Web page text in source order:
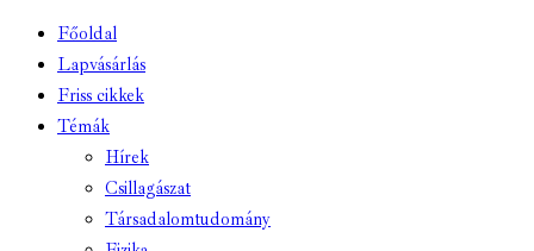
Főoldal
Lapvásárlás
Friss cikkek
Témák
Hírek
Csillagászat
Társadalomtudomány